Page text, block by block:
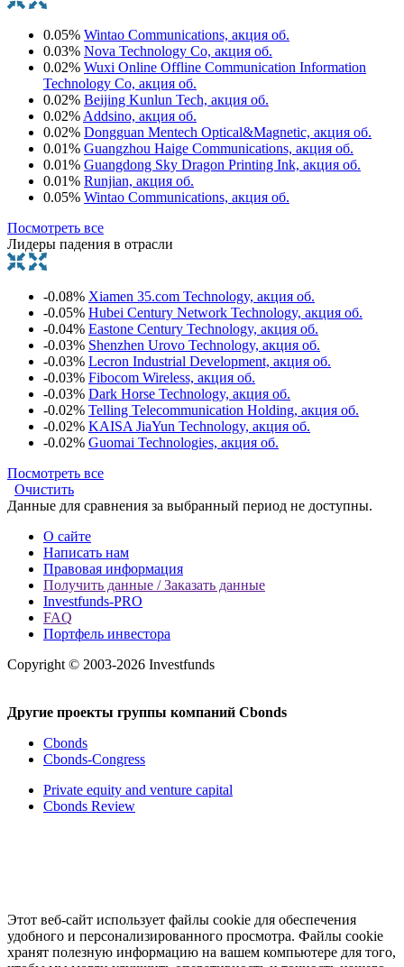
0.05% Wintao Communications, акция об.
0.03% Nova Technology Co, акция об.
0.02% Wuxi Online Offline Communication Information
Technology Co, акция об.
0.02% Beijing Kunlun Tech, акция об.
0.02% Addsino, акция об.
0.02% Dongguan Mentech Optical&Magnetic, акция об.
0.01% Guangzhou Haige Communications, акция об.
0.01% Guangdong Sky Dragon Printing Ink, акция об.
0.01% Runjian, акция об.
0.05% Wintao Communications, акция об.
Посмотреть все
Лидеры падения в отрасли
-0.08% Xiamen 35.com Technology, акция об.
-0.05% Hubei Century Network Technology, акция об.
-0.04% Eastone Century Technology, акция об.
-0.03% Shenzhen Urovo Technology, акция об.
-0.03% Lecron Industrial Development, акция об.
-0.03% Fibocom Wireless, акция об.
-0.03% Dark Horse Technology, акция об.
-0.02% Telling Telecommunication Holding, акция об.
-0.02% KAISA JiaYun Technology, акция об.
-0.02% Guomai Technologies, акция об.
Посмотреть все
Очистить
Данные для сравнения за выбранный период не доступны.
О сайте
Написать нам
Правовая информация
Получить данные / Заказать данные
Investfunds-PRO
FAQ
Портфель инвестора
Copyright © 2003-2026 Investfunds
Другие проекты группы компаний Cbonds
Cbonds
Cbonds-Congress
Private equity and venture capital
Cbonds Review
Этот веб-сайт использует файлы cookie для обеспечения
удобного и персонализированного просмотра. Файлы cookie
хранят полезную информацию на вашем компьютере для того,